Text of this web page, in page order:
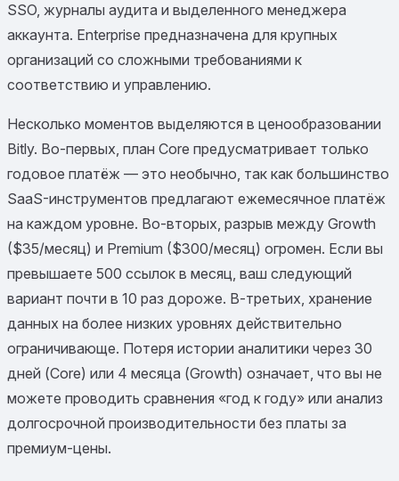
SSO, журналы аудита и выделенного менеджера
аккаунта. Enterprise предназначена для крупных
организаций со сложными требованиями к
соответствию и управлению.
Несколько моментов выделяются в ценообразовании
Bitly. Во-первых, план Core предусматривает только
годовое платёж — это необычно, так как большинство
SaaS-инструментов предлагают ежемесячное платёж
на каждом уровне. Во-вторых, разрыв между Growth
($35/месяц) и Premium ($300/месяц) огромен. Если вы
превышаете 500 ссылок в месяц, ваш следующий
вариант почти в 10 раз дороже. В-третьих, хранение
данных на более низких уровнях действительно
ограничивающе. Потеря истории аналитики через 30
дней (Core) или 4 месяца (Growth) означает, что вы не
можете проводить сравнения «год к году» или анализ
долгосрочной производительности без платы за
премиум-цены.